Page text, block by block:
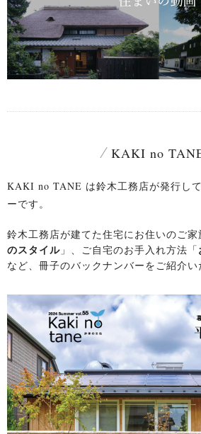
KAKI no
KAKI no TANE は鈴木工務店が発行し
ーです。
鈴木工務店が建てた住宅にお住いのご家
のスタイル 」、ご自宅のお手入れ方法「
など、 冊子のバックナンバーをご紹介い